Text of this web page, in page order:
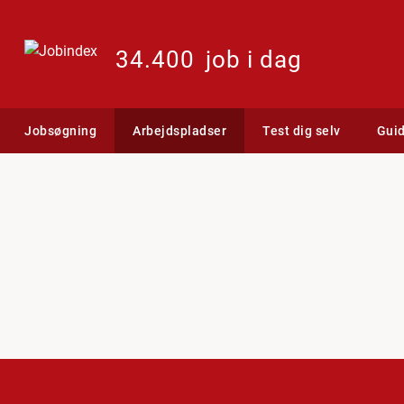
34.400 job i dag
Jobsøgning Arbejdspladser Test dig selv